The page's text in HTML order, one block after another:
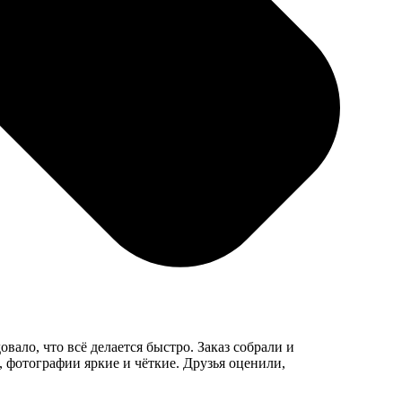
что всё делается быстро. Заказ собрали и
яркие и чёткие. Друзья оценили,